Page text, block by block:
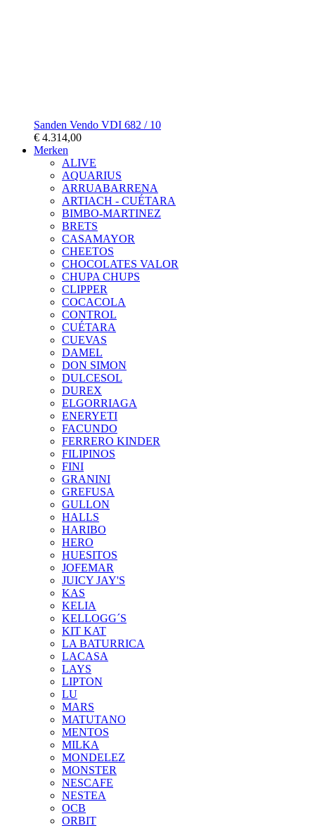
Sanden Vendo VDI 682 / 10
€ 4.314,00
Merken
ALIVE
AQUARIUS
ARRUABARRENA
ARTIACH - CUÉTARA
BIMBO-MARTINEZ
BRETS
CASAMAYOR
CHEETOS
CHOCOLATES VALOR
CHUPA CHUPS
CLIPPER
COCACOLA
CONTROL
CUÉTARA
CUEVAS
DAMEL
DON SIMON
DULCESOL
DUREX
ELGORRIAGA
ENERYETI
FACUNDO
FERRERO KINDER
FILIPINOS
FINI
GRANINI
GREFUSA
GULLON
HALLS
HARIBO
HERO
HUESITOS
JOFEMAR
JUICY JAY'S
KAS
KELIA
KELLOGG´S
KIT KAT
LA BATURRICA
LACASA
LAYS
LIPTON
LU
MARS
MATUTANO
MENTOS
MILKA
MONDELEZ
MONSTER
NESCAFE
NESTEA
OCB
ORBIT